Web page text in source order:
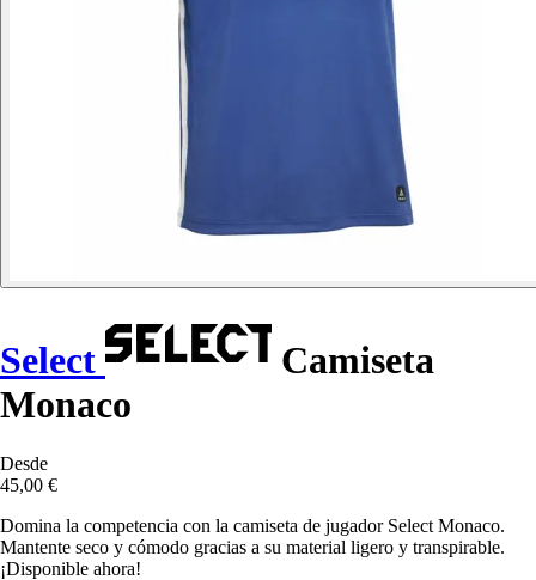
Select
Camiseta
Monaco
Desde
45,00 €
Domina la competencia con la camiseta de jugador Select Monaco.
Mantente seco y cómodo gracias a su material ligero y transpirable.
¡Disponible ahora!